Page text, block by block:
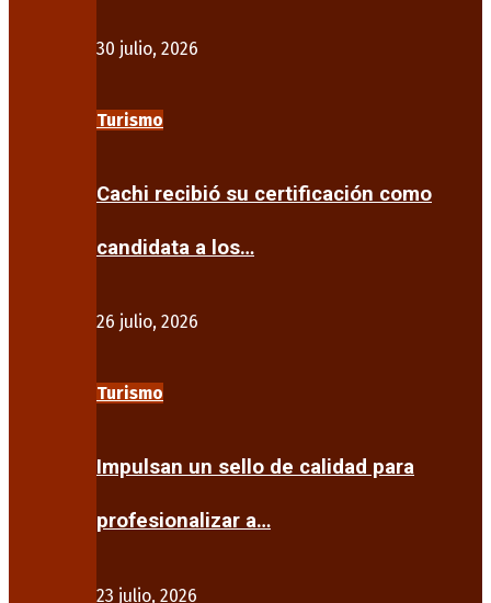
30 julio, 2026
Turismo
Cachi recibió su certificación como
candidata a los…
26 julio, 2026
Turismo
Impulsan un sello de calidad para
profesionalizar a…
23 julio, 2026